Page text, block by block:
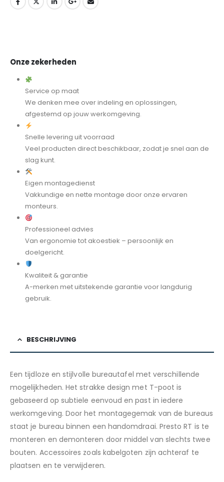
Onze zekerheden
Service op maat
We denken mee over indeling en oplossingen,
afgestemd op jouw werkomgeving.
Snelle levering uit voorraad
Veel producten direct beschikbaar, zodat je snel aan de
slag kunt.
Eigen montagedienst
Vakkundige en nette montage door onze ervaren
monteurs.
Professioneel advies
Van ergonomie tot akoestiek – persoonlijk en
doelgericht.
Kwaliteit & garantie
A-merken met uitstekende garantie voor langdurig
gebruik.
BESCHRIJVING
Een tijdloze en stijlvolle bureautafel met verschillende
mogelijkheden. Het strakke design met T-poot is
gebaseerd op subtiele eenvoud en past in iedere
werkomgeving. Door het montagegemak van de bureaus
staat je bureau binnen een handomdraai. Presto RT is te
monteren en demonteren door middel van slechts twee
bouten. Accessoires zoals kabelgoten zijn achteraf te
plaatsen en te verwijderen.